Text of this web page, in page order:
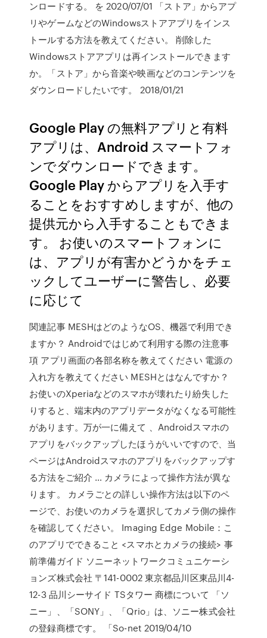
ンロードする。 を 2020/07/01 「ストア」からアプ
リやゲームなどのWindowsストアアプリをインス
トールする方法を教えてください。 削除した
Windowsストアアプリは再インストールできます
か。「ストア」から音楽や映画などのコンテンツを
ダウンロードしたいです。 2018/01/21
Google Play の無料アプリと有料
アプリは、Android スマートフォ
ンでダウンロードできます。
Google Play からアプリを入手す
ることをおすすめしますが、他の
提供元から入手することもできま
す。 お使いのスマートフォンに
は、アプリが有害かどうかをチェ
ックしてユーザーに警告し、必要
に応じて
関連記事 MESHはどのようなOS、機器で利用でき
ますか？ Androidではじめて利用する際の注意事
項 アプリ画面の各部名称を教えてください 電源の
入れ方を教えてください MESHとはなんですか？
お使いのXperiaなどのスマホが壊れたり紛失した
りすると、端末内のアプリデータがなくなる可能性
があります。万が一に備えて 、Androidスマホの
アプリをバックアップしたほうがいいですので、当
ページはAndroidスマホのアプリをバックアップす
る方法をご紹介 … カメラによって操作方法が異な
ります。 カメラごとの詳しい操作方法は以下のペ
ージで、お使いのカメラを選択してカメラ側の操作
を確認してください。 Imaging Edge Mobile：こ
のアプリでできること <スマホとカメラの接続> 事
前準備ガイド ソニーネットワークコミュニケーシ
ョンズ株式会社 〒141-0002 東京都品川区東品川4-
12-3 品川シーサイド TSタワー 商標について 「ソ
ニー」、「SONY」、「Qrio」は、ソニー株式会社
の登録商標です。 「So-net 2019/04/10